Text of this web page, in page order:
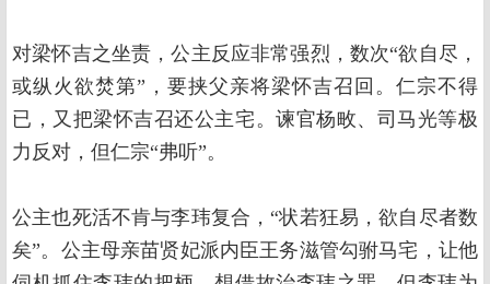
对梁怀吉之坐责，公主反应非常强烈，数次“欲自尽，
或纵火欲焚第”，要挟父亲将梁怀吉召回。仁宗不得
已，又把梁怀吉召还公主宅。谏官杨畋、司马光等极
力反对，但仁宗“弗听”。
公主也死活不肯与李玮复合，“状若狂易，欲自尽者数
矣”。公主母亲苗贤妃派内臣王务滋管勾驸马宅，让他